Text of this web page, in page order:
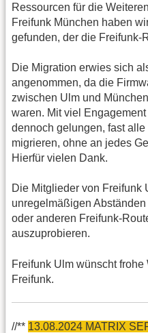
Ressourcen für die
Freifunk München haben
gefunden, der die Freifunk-
Die Migration erwies sich
angenommen, da die
zwischen Ulm und
waren. Mit viel
dennoch gelungen, fast
migrieren, ohne an jedes
Hierfür vielen Dank.
Die Mitglieder von Freifunk
unregelmäßigen
oder anderen Freifunk-
auszuprobieren.
Freifunk Ulm wünscht
Freifunk.
//** 13.08.2024 MATRIX